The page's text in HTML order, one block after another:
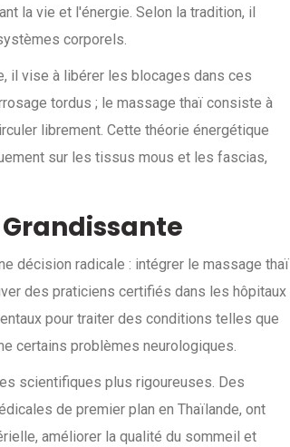
la vie et l'énergie. Selon la tradition, il
corporels.
il vise à libérer les blocages dans ces
tordus ; le massage thaï consiste à
librement. Cette théorie énergétique
sur les tissus mous et les fascias,
décision radicale : intégrer le massage thaï
des praticiens certifiés dans les hôpitaux
pour traiter des conditions telles que
certains problèmes neurologiques.
scientifiques plus rigoureuses. Des
de premier plan en Thaïlande, ont
améliorer la qualité du sommeil et